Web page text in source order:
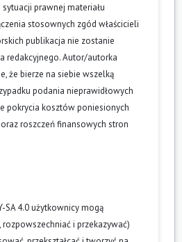
prawnej materiału
stosownych zgód właścicieli
publikacja nie zostanie
redakcyjnego. Autor/autorka
że bierze na siebie wszelką
podania nieprawidłowych
pokrycia kosztów poniesionych
roszczeń finansowych stron
SA 4.0 użytkownicy mogą
i przekazywać)